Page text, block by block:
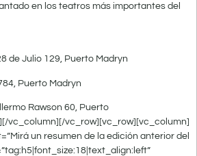
en los teatros más importantes del
de Julio 129, Puerto Madryn
Puerto Madryn
Rawson 60, Puerto
vc_column][/vc_row][vc_row][vc_column]
un resumen de la edición anterior del